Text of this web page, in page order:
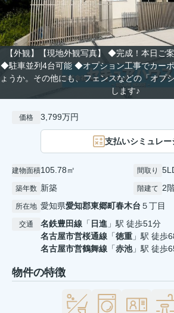
【外観】【現地外観写真】 ◆完成！本日ご
◆駐車並列4台可能 ◆オプション工事でカー
ょうか。その他にも、フェンスなどの「オプ
します♪
価格 3,799万円
支払いシミュレー
建物面積105.78㎡ 間取り
築年数 新築 階建て 2
所在地 愛知県愛知郡東郷町春木台 ５丁目
交通 名鉄豊田線 「 日進 」駅 徒歩51分
名古屋市営桜通線 「徳重 」駅 徒歩
名古屋市営鶴舞線 「赤池」駅 徒歩
物件の特徴